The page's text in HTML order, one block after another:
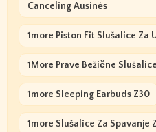
Canceling Ausinės
1more Piston Fit Slušalice Za
1More Prave Bežične
1more Sleeping Earbuds Z30
1more Slušalice Za Spavanje